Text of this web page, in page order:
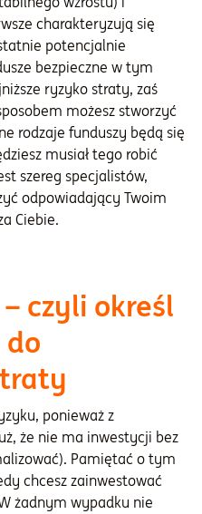
charakteryzują się
potencjalnie
bezpieczne w tym
ryzyko straty, zaś
możesz stworzyć
rodzaje funduszy będą się
musiał tego robić
szereg specjalistów,
odpowiadający Twoim
Ciebie.
czyli określ
ponieważ z
że nie ma inwestycji bez
Pamiętać o tym
chcesz zainwestować
żadnym wypadku nie